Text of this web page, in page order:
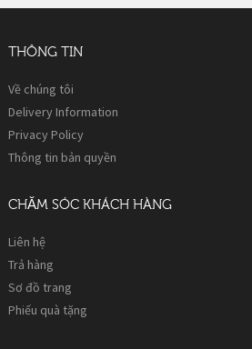
THÔNG TIN
Về chúng tôi
Delivery Information
Privacy Policy
Thông tin bản quyền
CHĂM SÓC KHÁCH HÀNG
Liên hệ
Trả hàng
Sơ đồ trang
Phiếu quà tặng